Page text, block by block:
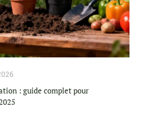
: guide complet pour